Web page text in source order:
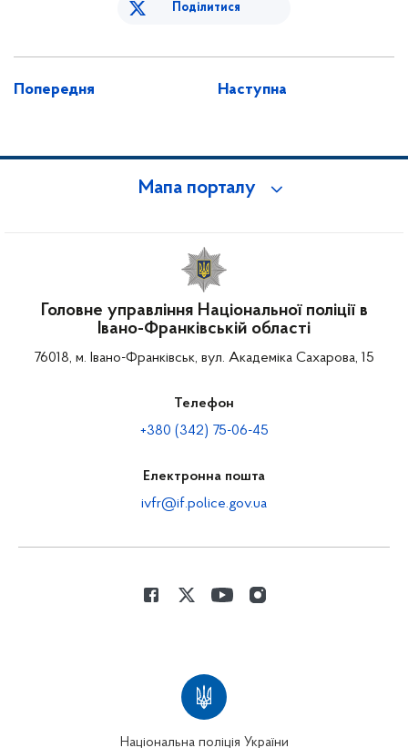
Поділитися
Попередня Наступна
Мапа порталу
Головне управління Національної поліції в
Івано-Франківській області
76018, м. Івано-Франківськ, вул. Академіка Сахарова, 15
Телефон
+380 (342) 75-06-45
Електронна пошта
ivfr@if.police.gov.ua
Національна поліція України